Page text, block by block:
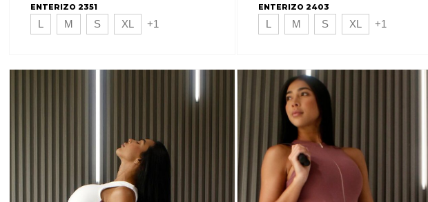
ENTERIZO 2351
L M S XL +1
ENTERIZO 2403
L M S XL +1